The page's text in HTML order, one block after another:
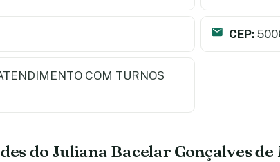
CEP:
COM TURNOS
do Juliana Bacelar Gonçalves de